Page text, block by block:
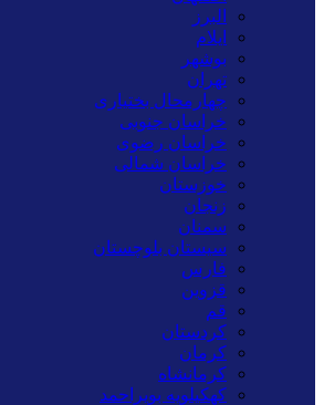
البرز
ایلام
بوشهر
تهران
چهارمحال بختیاری
خراسان جنوبی
خراسان رضوی
خراسان شمالی
خوزستان
زنجان
سمنان
سیستان بلوچستان
فارس
قزوین
قم
کردستان
کرمان
کرمانشاه
کهکیلویه بویراحمد